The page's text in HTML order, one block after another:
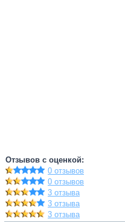
Отзывов с оценкой:
0 отзывов
0 отзывов
3 отзыва
3 отзыва
3 отзыва